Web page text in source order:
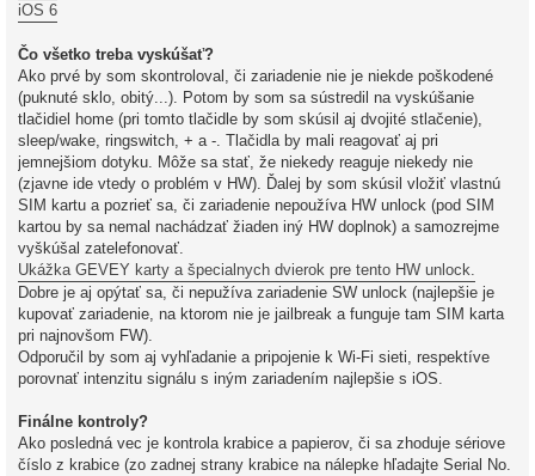
iOS 6
Čo všetko treba vyskúšať?
Ako prvé by som skontroloval, či zariadenie nie je niekde poškodené
(puknuté sklo, obitý...). Potom by som sa sústredil na vyskúšanie
tlačidiel home (pri tomto tlačidle by som skúsil aj dvojité stlačenie),
sleep/wake, ringswitch, + a -. Tlačidla by mali reagovať aj pri
jemnejšiom dotyku. Môže sa stať, že niekedy reaguje niekedy nie
(zjavne ide vtedy o problém v HW). Ďalej by som skúsil vložiť vlastnú
SIM kartu a pozrieť sa, či zariadenie nepoužíva HW unlock (pod SIM
kartou by sa nemal nachádzať žiaden iný HW doplnok) a samozrejme
vyškúšal zatelefonovať.
Ukážka GEVEY karty a špecialnych dvierok pre tento HW unlock.
Dobre je aj opýtať sa, či nepužíva zariadenie SW unlock (najlepšie je
kupovať zariadenie, na ktorom nie je jailbreak a funguje tam SIM karta
pri najnovšom FW).
Odporučil by som aj vyhľadanie a pripojenie k Wi-Fi sieti, respektíve
porovnať intenzitu signálu s iným zariadením najlepšie s iOS.
Finálne kontroly?
Ako posledná vec je kontrola krabice a papierov, či sa zhoduje sériove
číslo z krabice (zo zadnej strany krabice na nálepke hľadajte Serial No.